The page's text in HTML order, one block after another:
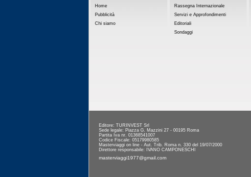
Home
Pubblicità
Chi siamo
Rassegna Internazionale
Servizi e Approfondimenti
Editoriali
Sondaggi
Editore: TURINVEST Srl
Sede legale: Piazza G. Mazzini 27 - 00195 Roma
Partita Iva nr. 01368541007
Codice Fiscale: 05179980585
Masterviaggi on line - Aut. Trib. Roma n. 330 del 19/07/2000
Direttore responsabile: IVANO CAMPONESCHI
masterviaggi1977@gmail.com